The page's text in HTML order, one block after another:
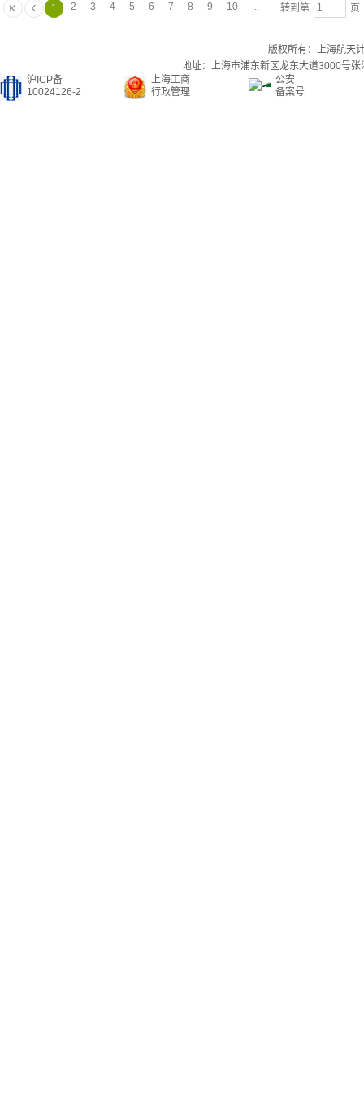
1 2 3 4 5 6 7 8 9 10 ... 转到第
版权所有：上海航天
地址：上海市浦东新区龙东大道3000号
沪ICP备
10024126-2
上海工商
行政管理
公安
备案号